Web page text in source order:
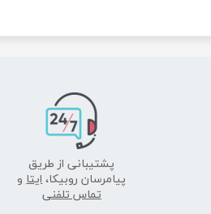
پشتیبانی از طریق
پیامرسان روبیکا،ایتاو
تماس تلفنی